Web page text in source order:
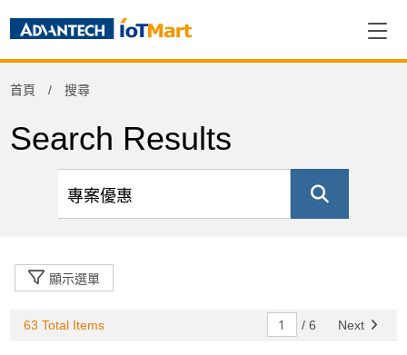
首頁 搜尋
Search Results
顯示選單
Product Category
終端解決方案 (51)
電腦平台
63 Total Items / 6 Next